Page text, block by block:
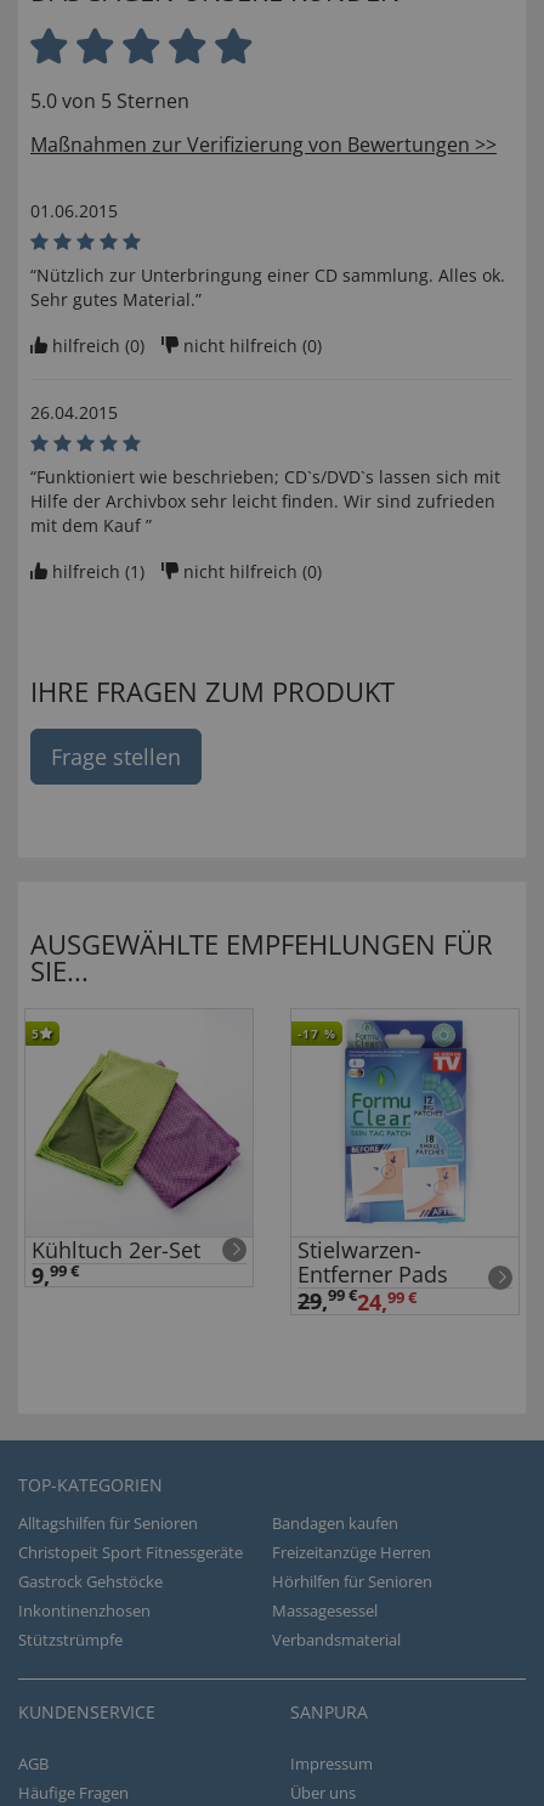
5.0 von 5 Sternen
Maßnahmen zur Verifizierung von Bewertungen >>
01.06.2015
“Nützlich zur Unterbringung einer CD sammlung. Alles ok.
Sehr gutes Material.”
hilfreich (0) nicht hilfreich (0)
26.04.2015
“Funktioniert wie beschrieben; CD`s/DVD`s lassen sich mit
Hilfe der Archivbox sehr leicht finden. Wir sind zufrieden
mit dem Kauf ”
hilfreich (1) nicht hilfreich (0)
IHRE FRAGEN ZUM PRODUKT
Frage stellen
AUSGEWÄHLTE EMPFEHLUNGEN FÜR
SIE...
5
Kühltuch 2er-Set
9,99 €
-17 %
Stielwarzen-
Entferner Pads
29,99 €24,99 €
TOP-KATEGORIEN
Alltagshilfen für Senioren
Bandagen kaufen
Christopeit Sport Fitnessgeräte
Freizeitanzüge Herren
Gastrock Gehstöcke
Hörhilfen für Senioren
Inkontinenzhosen
Massagesessel
Stützstrümpfe
Verbandsmaterial
KUNDENSERVICE
AGB
Häufige Fragen
SANPURA
Impressum
Über uns